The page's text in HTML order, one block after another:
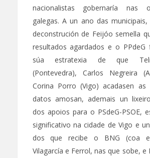
nacionalistas gobernaría nas
galegas. A un ano das
deconstrución de Feijóo semella
resultados agardados e o PPdeG
súa estratexia de que
(Pontevedra), Carlos Negreira
Corina Porro (Vigo) acadasen as
datos amosan, ademais un
dos apoios para o PSdeG-PSOE,
significativo na cidade de Vigo e
dos que recibe o BNG (coa
Vilagarcía e Ferrol, nas que sobe, e